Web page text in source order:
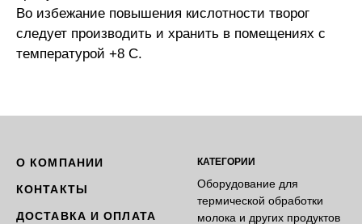
Во избежание повышения кислотности творог
следует производить и хранить в помещениях с
температурой +8 С.
О КОМПАНИИ
КОНТАКТЫ
ДОСТАВКА И ОПЛАТА
КАТЕГОРИИ
Оборудование для
термической обработки
молока и других продуктов